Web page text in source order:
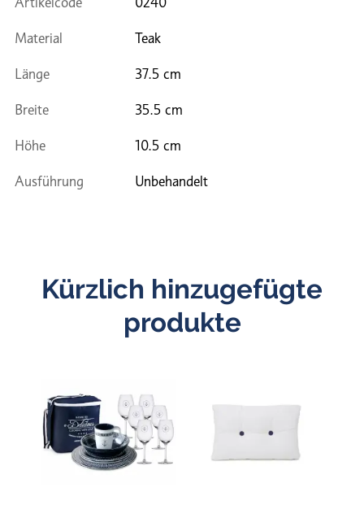
Material Teak
Länge 37.5 cm
Breite 35.5 cm
Höhe 10.5 cm
Ausführung Unbehandelt
Kürzlich hinzugefügte
produkte